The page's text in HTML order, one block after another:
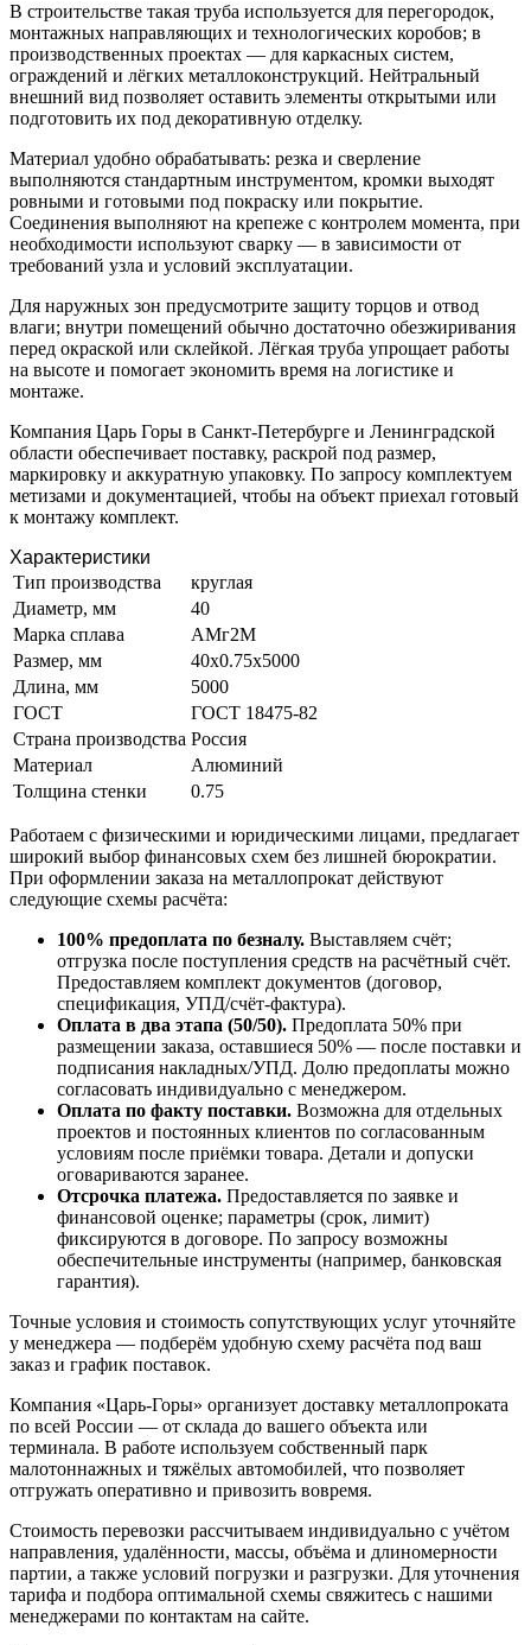
В строительстве такая труба используется для перегородок,
монтажных направляющих и технологических коробов; в
производственных проектах — для каркасных систем,
ограждений и лёгких металлоконструкций. Нейтральный
внешний вид позволяет оставить элементы открытыми или
подготовить их под декоративную отделку.
Материал удобно обрабатывать: резка и сверление
выполняются стандартным инструментом, кромки выходят
ровными и готовыми под покраску или покрытие.
Соединения выполняют на крепеже с контролем момента, при
необходимости используют сварку — в зависимости от
требований узла и условий эксплуатации.
Для наружных зон предусмотрите защиту торцов и отвод
влаги; внутри помещений обычно достаточно обезжиривания
перед окраской или склейкой. Лёгкая труба упрощает работы
на высоте и помогает экономить время на логистике и
монтаже.
Компания Царь Горы в Санкт-Петербурге и Ленинградской
области обеспечивает поставку, раскрой под размер,
маркировку и аккуратную упаковку. По запросу комплектуем
метизами и документацией, чтобы на объект приехал готовый
к монтажу комплект.
Характеристики
Тип производства
круглая
Диаметр, мм
40
Марка сплава
АМг2М
Размер, мм
40х0.75х5000
Длина, мм
5000
ГОСТ
ГОСТ 18475-82
Страна производства Россия
Материал
Алюминий
Толщина стенки
0.75
Работаем с физическими и юридическими лицами, предлагает
широкий выбор финансовых схем без лишней бюрократии.
При оформлении заказа на металлопрокат действуют
следующие схемы расчёта:
100% предоплата по безналу. Выставляем счёт;
отгрузка после поступления средств на расчётный счёт.
Предоставляем комплект документов (договор,
спецификация, УПД/счёт-фактура).
Оплата в два этапа (50/50). Предоплата 50% при
размещении заказа, оставшиеся 50% — после поставки и
подписания накладных/УПД. Долю предоплаты можно
согласовать индивидуально с менеджером.
Оплата по факту поставки. Возможна для отдельных
проектов и постоянных клиентов по согласованным
условиям после приёмки товара. Детали и допуски
оговариваются заранее.
Отсрочка платежа. Предоставляется по заявке и
финансовой оценке; параметры (срок, лимит)
фиксируются в договоре. По запросу возможны
обеспечительные инструменты (например, банковская
гарантия).
Точные условия и стоимость сопутствующих услуг уточняйте
у менеджера — подберём удобную схему расчёта под ваш
заказ и график поставок.
Компания «Царь-Горы» организует доставку металлопроката
по всей России — от склада до вашего объекта или
терминала. В работе используем собственный парк
малотоннажных и тяжёлых автомобилей, что позволяет
отгружать оперативно и привозить вовремя.
Стоимость перевозки рассчитываем индивидуально с учётом
направления, удалённости, массы, объёма и длиномерности
партии, а также условий погрузки и разгрузки. Для уточнения
тарифа и подбора оптимальной схемы свяжитесь с нашими
менеджерами по контактам на сайте.